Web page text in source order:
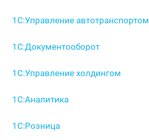
1С:Управление автотранспортом
1С:Документооборот
1С:Управление холдингом
1С:Аналитика
1С:Розница